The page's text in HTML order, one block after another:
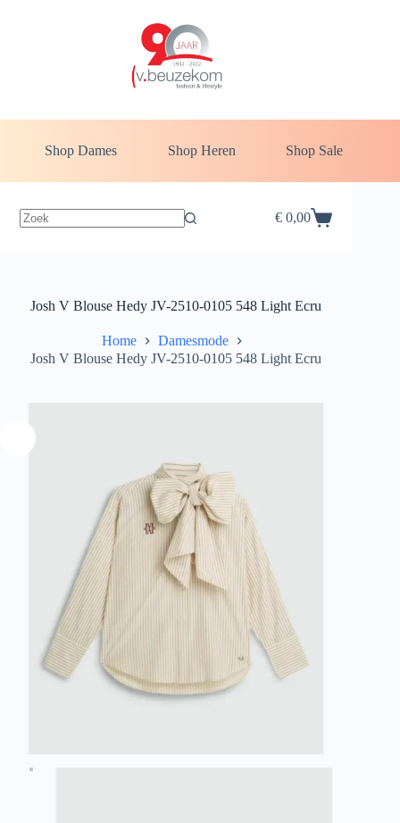
Shop Dames Shop Heren Shop Sale
Winkelwagen
€0,00
Josh V Blouse Hedy JV-2510-0105 548 Light Ecru
Home
Damesmode
Josh V Blouse Hedy JV-2510-0105 548 Light Ecru